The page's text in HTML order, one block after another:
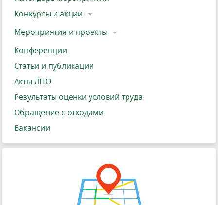
Конкурсы и акции
Мероприятия и проекты
Конференции
Статьи и публикации
Акты ЛПО
Результаты оценки условий труда
Обращение с отходами
Вакансии